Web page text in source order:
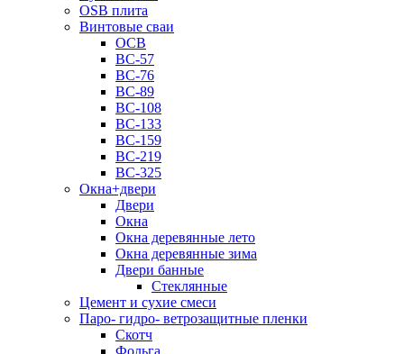
OSB плита
Винтовые сваи
ОСВ
ВС-57
ВС-76
ВС-89
ВС-108
ВС-133
ВС-159
ВС-219
ВС-325
Окна+двери
Двери
Окна
Окна деревянные лето
Окна деревянные зима
Двери банные
Стеклянные
Цемент и сухие смеси
Паро- гидро- ветрозащитные пленки
Скотч
Фольга